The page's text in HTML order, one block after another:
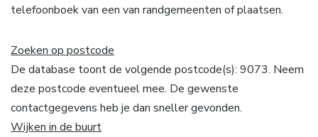
telefoonboek van een van randgemeenten of plaatsen.
Zoeken op postcode
De database toont de volgende postcode(s): 9073. Neem
deze postcode eventueel mee. De gewenste
contactgegevens heb je dan sneller gevonden.
Wijken in de buurt